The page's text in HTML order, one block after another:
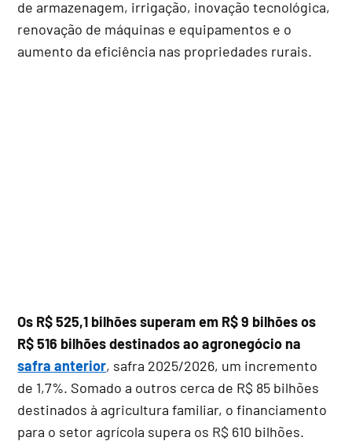
de armazenagem, irrigação, inovação tecnológica,
renovação de máquinas e equipamentos e o
aumento da eficiência nas propriedades rurais.
Os R$ 525,1 bilhões superam em R$ 9 bilhões os
R$ 516 bilhões destinados ao agronegócio na
safra anterior, safra 2025/2026, um incremento
de 1,7%. Somado a outros cerca de R$ 85 bilhões
destinados à agricultura familiar, o financiamento
para o setor agrícola supera os R$ 610 bilhões.